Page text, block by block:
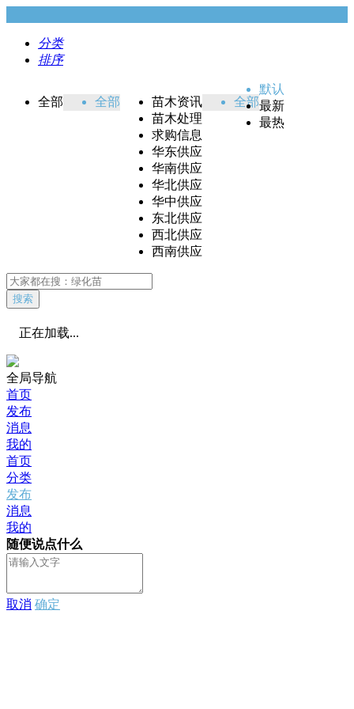
分类
排序
全部 全部
苗木资讯
苗木处理
求购信息
华东供应
华南供应
华北供应
华中供应
东北供应
西北供应
西南供应
全部
默认
最新
最热
搜索
正在加载...
全局导航
首页
发布
消息
我的
首页
分类
发布
消息
我的
随便说点什么
取消 确定